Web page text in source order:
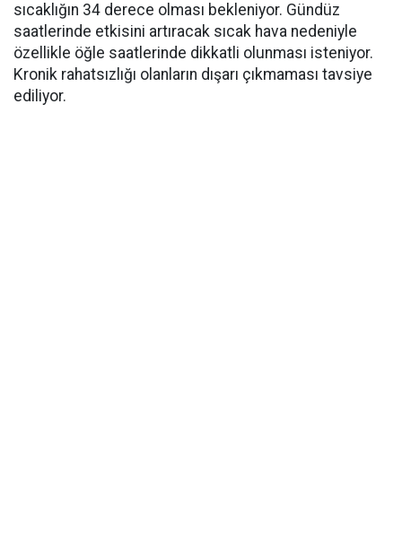
sıcaklığın 34 derece olması bekleniyor. Gündüz
saatlerinde etkisini artıracak sıcak hava nedeniyle
özellikle öğle saatlerinde dikkatli olunması isteniyor.
Kronik rahatsızlığı olanların dışarı çıkmaması tavsiye
ediliyor.